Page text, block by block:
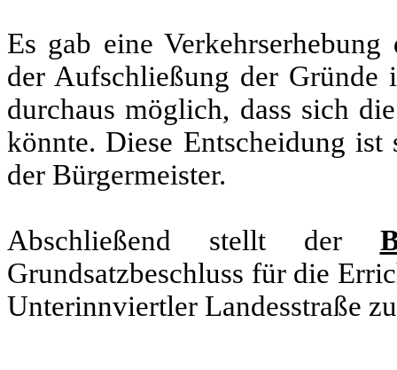
Es gab eine
der Aufschließung der
durchaus möglich, dass sich
könnte. Diese Entscheidung
der Bürgermeister.
Abschließend stellt der
Grundsatzbeschluss für die
Unterinnviertler Landesstraße